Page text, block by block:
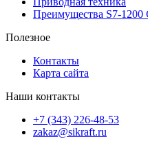
Преимущества S7-1200
Полезное
Контакты
Карта сайта
Наши контакты
+7 (343) 226-48-53
zakaz@sikraft.ru